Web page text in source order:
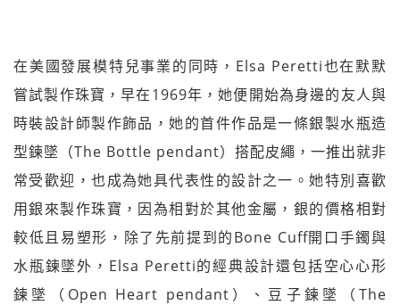
在美國發展模特兒事業的同時，Elsa Peretti也在默默
嘗試製作珠寶，早在1969年，她便開始為身邊的友人與
時裝設計師製作飾品，她的首件作品是一條銀製水瓶造
型鍊墜（The Bottle pendant）搭配皮繩，一推出就非
常受歡迎，也成為她具代表性的設計之一。她特別喜歡
用銀來製作珠寶，因為相對於其他金屬，銀的價格相對
較低且易塑形，除了先前提到的Bone Cuff開口手鐲與
水瓶鍊墜外，Elsa Peretti的經典設計還包括空心心形
鍊墜（Open Heart pendant）、豆子鍊墜（The